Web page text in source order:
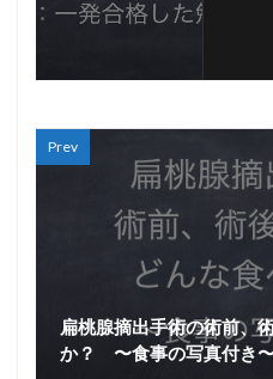
Prev
扁桃腺摘出手術の術前、
か？ 〜食事の写真付き